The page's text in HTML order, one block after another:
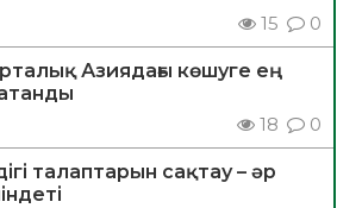
15 0
Азиядағы көшуге ең
18 0
талаптарын сақтау – әр